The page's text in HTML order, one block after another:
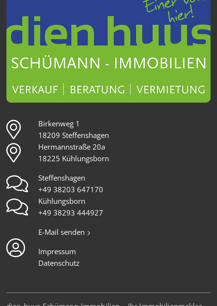
Birkenweg 1
18209 Steffenshagen
Hermannstraße 20a
18225 Kühlungsborn
Steffenshagen
+49 38203 647170
Kühlungsborn
+49 38293 444927
E-Mail senden
Impressum
Datenschutz